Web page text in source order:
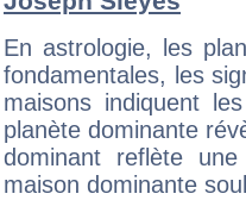
En astrologie, les
fondamentales, les
maisons indiquent
planète dominante
dominant reflète
maison dominante